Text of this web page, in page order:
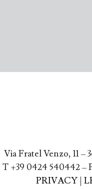
Via Fratel Venzo, 11 –
T +39 0424 540442 –
PRIVACY|